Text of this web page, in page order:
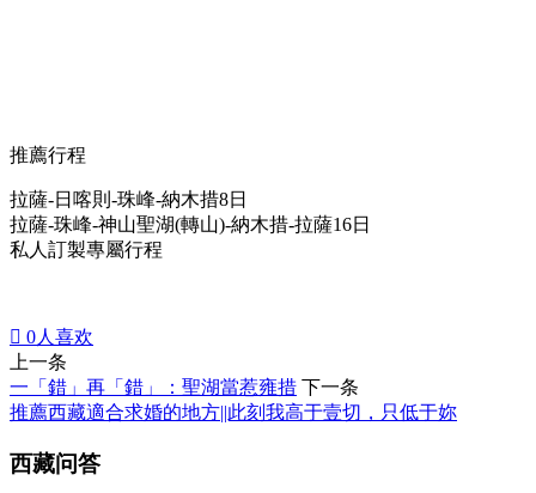
推薦行程
拉薩-日喀則-珠峰-納木措8日
拉薩-珠峰-神山聖湖(轉山)-納木措-拉薩16日
私人訂製專屬行程
 0人喜欢
上一条
一「錯」再「錯」：聖湖當惹雍措 下一条
推薦西藏適合求婚的地方||此刻我高于壹切，只低于妳
西藏问答